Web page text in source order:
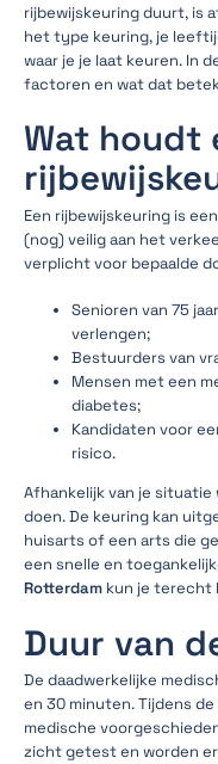
rijbewijskeuring duurt, is
het type keuring, je
waar je je laat keuren. In
factoren en wat dat
Wat houdt
Een rijbewijskeuring is
(nog) veilig aan het
verplicht voor bepaalde
Senioren van 75
verlengen;
Bestuurders van
Mensen met een
diabetes;
Kandidaten voor
risico.
Afhankelijk van je
doen. De keuring kan
huisarts of een arts die
een snelle en
Rotterdam kun je terecht
Duur van
De daadwerkelijke
en 30 minuten. Tijdens
medische
zicht getest en worden